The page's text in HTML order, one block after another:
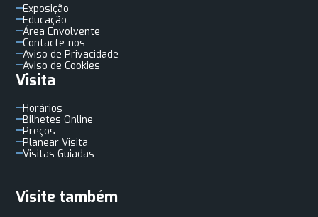
Exposição
Educação
Área Envolvente
Contacte-nos
Aviso de Privacidade
Aviso de Cookies
Visita
Horários
Bilhetes Online
Preços
Planear Visita
Visitas Guiadas
Visite também